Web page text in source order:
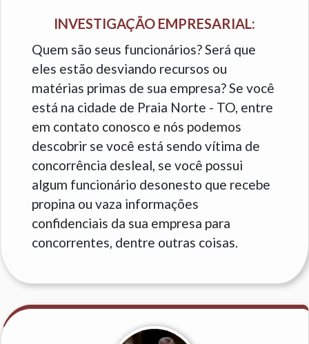
INVESTIGAÇÃO EMPRESARIAL:
Quem são seus funcionários? Será que
eles estão desviando recursos ou
matérias primas de sua empresa? Se você
está na cidade de Praia Norte - TO, entre
em contato conosco e nós podemos
descobrir se você está sendo vítima de
concorrência desleal, se você possui
algum funcionário desonesto que recebe
propina ou vaza informações
confidenciais da sua empresa para
concorrentes, dentre outras coisas.